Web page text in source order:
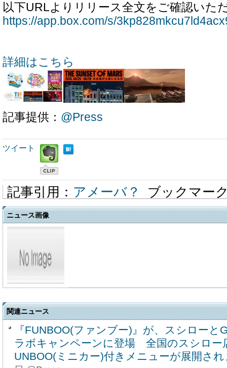
以下URLよりリリース全文をご確認いた
https://app.box.com/s/
詳細はこちら
記事提供： @Press
ツイート
記事引用： アメーバ？ ブックマー
ニュース画像
関連ニュース
『FUNBOO(ファンブー)』が、スシローと
ラボキャンペーンに登場 全国のスシロー
UNBOO(ミニカー)付きメニューが展開さ